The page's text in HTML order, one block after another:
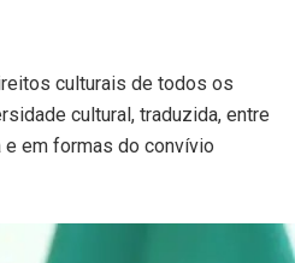
culturais de todos os
cultural, traduzida, entre
e em formas do convívio